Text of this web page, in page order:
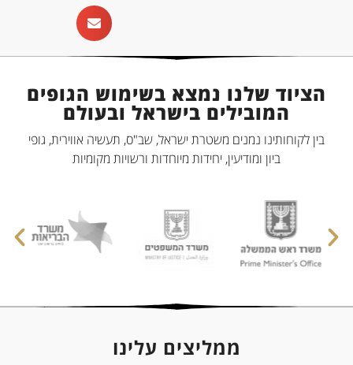
הציוד שלנו נמצא בשימוש הגופים
המובילים בישראל ובעולם
בין לקוחותינו נמנים משטרת ישראל, שב"ס, תעשיה אווירית, גופי
ביון ומודיעין, יחידות מיוחדות ורשויות מקומיות
ממליצים עלינו